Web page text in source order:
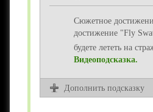
Сюжетное
достижение "Fly
будете лететь на
Видеоподсказка.
Дополнить подсказку